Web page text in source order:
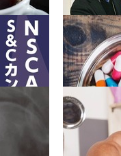
2019.03.11